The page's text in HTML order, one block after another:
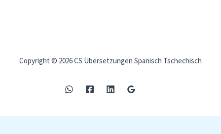
Copyright © 2026 CS Übersetzungen Spanisch Tschechisch